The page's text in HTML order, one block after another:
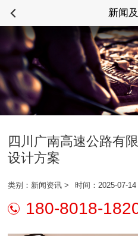
新闻
四川广南高速公路有
设计方案
类别： 新闻资讯 > 时间：2025-07-14
180-8018-
文化建设
028-